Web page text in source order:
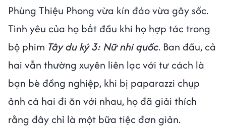
Phùng Thiệu Phong vừa kín đáo vừa gây sốc.
Tình yêu của họ bắt đầu khi họ hợp tác trong
bộ phim Tây du ký 3: Nữ nhi quốc. Ban đầu, cả
hai vẫn thường xuyên liên lạc với tư cách là
bạn bè đồng nghiệp, khi bị paparazzi chụp
ảnh cả hai đi ăn với nhau, họ đã giải thích
rằng đây chỉ là một bữa tiệc đơn giản.